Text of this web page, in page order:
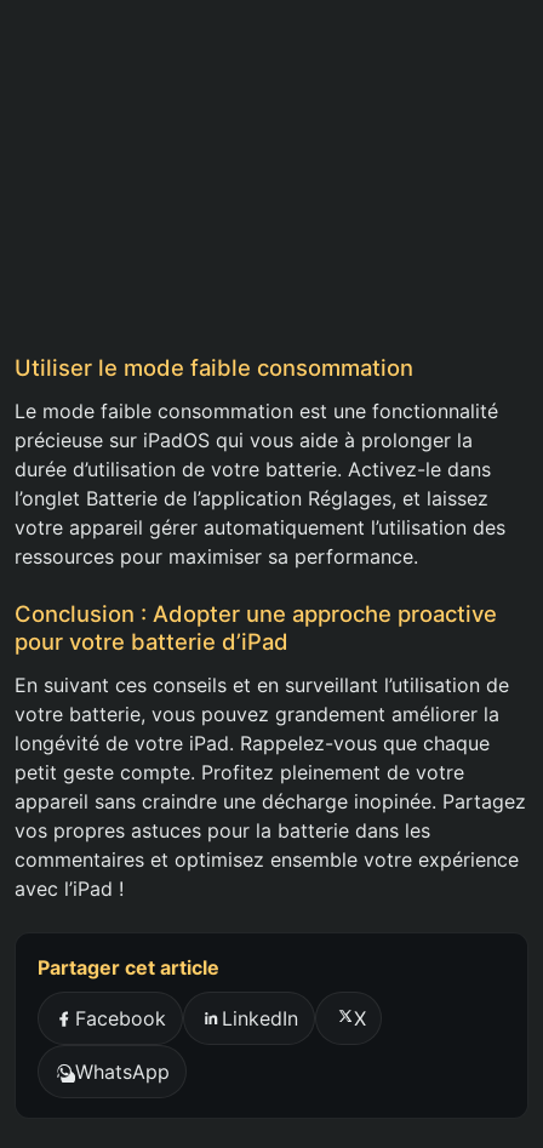
Utiliser le mode faible consommation
Le mode faible consommation est une fonctionnalité
précieuse sur iPadOS qui vous aide à prolonger la
durée d’utilisation de votre batterie. Activez-le dans
l’onglet Batterie de l’application Réglages, et laissez
votre appareil gérer automatiquement l’utilisation des
ressources pour maximiser sa performance.
Conclusion : Adopter une approche proactive
pour votre batterie d’iPad
En suivant ces conseils et en surveillant l’utilisation de
votre batterie, vous pouvez grandement améliorer la
longévité de votre iPad. Rappelez-vous que chaque
petit geste compte. Profitez pleinement de votre
appareil sans craindre une décharge inopinée. Partagez
vos propres astuces pour la batterie dans les
commentaires et optimisez ensemble votre expérience
avec l’iPad !
Partager cet article
Facebook LinkedIn X
WhatsApp